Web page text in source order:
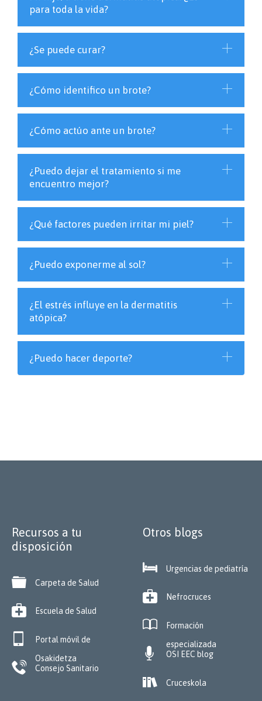
para toda la vida?
¿Se puede curar?
¿Cómo identifico un brote?
¿Cómo actúo ante un brote?
¿Puedo dejar el tratamiento si me
encuentro mejor?
¿Qué factores pueden irritar mi piel?
¿Puedo exponerme al sol?
¿El estrés influye en la dermatitis
atópica?
¿Puedo hacer deporte?
Recursos a tu
disposición
 Carpeta de Salud
 Escuela de Salud

Portal móvil de
Osakidetza
 Consejo Sanitario
Otros blogs
 Urgencias de pediatría
 Nefrocruces

Formación
especializada
 OSI EEC blog
 Cruceskola